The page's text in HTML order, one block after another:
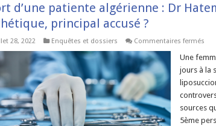
d’une patiente algérienne : Dr
principal accusé ?
28, 2022 Enquêtes et dossiers Commentaires fermés
Dr
Zili
Une
jours à la
sources
5ème